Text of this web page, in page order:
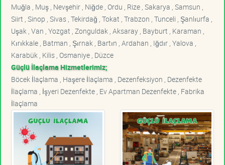
Muğla , Muş , Nevşehir , Niğde , Ordu , Rize , Sakarya , Samsun ,
Siirt , Sinop , Sivas , Tekirdağ , Tokat , Trabzon , Tunceli , Şanlıurfa ,
Uşak , Van , Yozgat , Zonguldak , Aksaray , Bayburt , Karaman ,
Kırıkkale , Batman , Şırnak , Bartın , Ardahan , Iğdır , Yalova ,
Karabük , Kilis , Osmaniye , Düzce
Güçlü İlaçlama Hizmetlerimiz;
Böcek İlaçlama , Haşere İlaçlama , Dezenfeksiyon , Dezenfekte
İlaçlama , İşyeri Dezenfekte , Ev Apartman Dezenfekte , Fabrika
İlaçlama